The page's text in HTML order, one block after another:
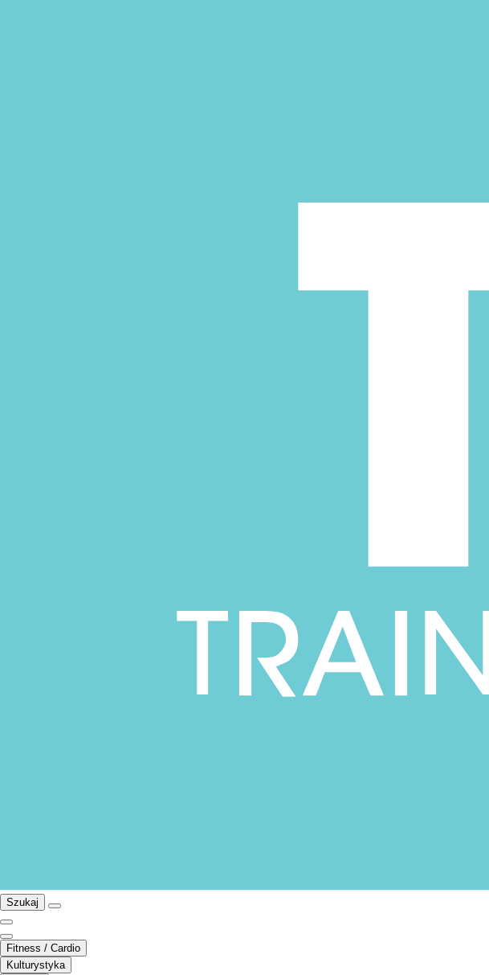
Szukaj
Fitness / Cardio
Kulturystyka